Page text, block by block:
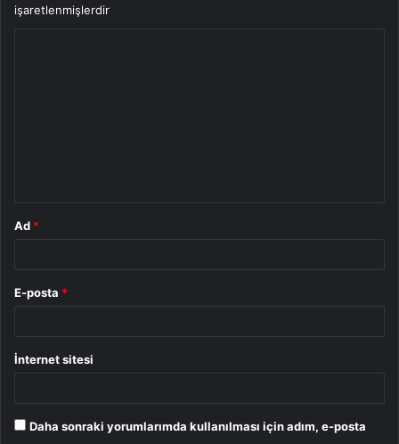
işaretlenmişlerdir
Ad *
E-posta *
İnternet sitesi
Daha sonraki yorumlarımda kullanılması için adım, e-posta